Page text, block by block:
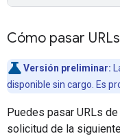
Cómo pasar
Versión preliminar:
disponible sin cargo. Es
Puedes pasar URLs
solicitud de la